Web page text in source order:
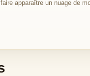
apparaître un nuage de